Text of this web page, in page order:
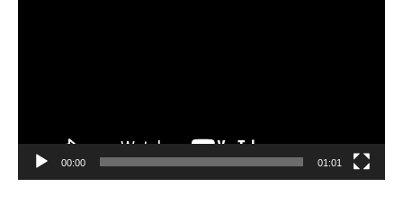
00:00 01:01